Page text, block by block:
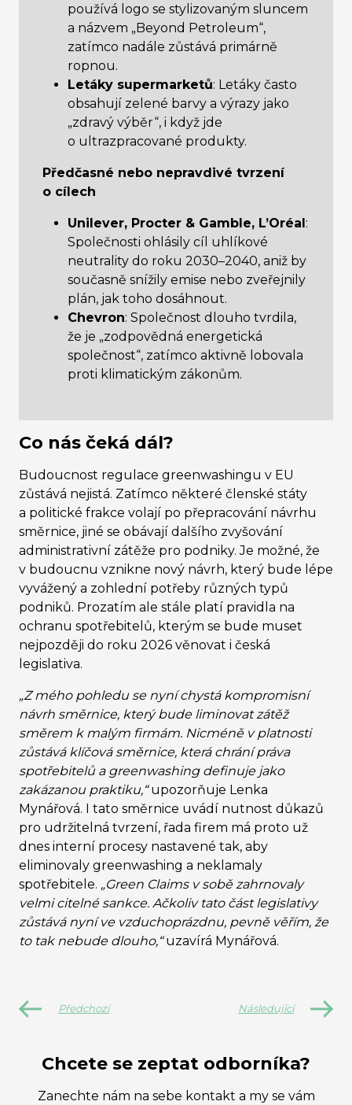
používá logo se stylizovaným sluncem
a názvem „Beyond Petroleum“,
zatímco nadále zůstává primárně
ropnou.
Letáky supermarketů: Letáky často
obsahují zelené barvy a výrazy jako
„zdravý výběr“, i když jde
o ultrazpracované produkty.
Předčasné nebo nepravdivé tvrzení
o cílech
Unilever, Procter & Gamble, L’Oréal:
Společnosti ohlásily cíl uhlíkové
neutrality do roku 2030–2040, aniž by
současně snížily emise nebo zveřejnily
plán, jak toho dosáhnout.
Chevron: Společnost dlouho tvrdila,
že je „zodpovědná energetická
společnost“, zatímco aktivně lobovala
proti klimatickým zákonům.
Co nás čeká dál?
Budoucnost regulace greenwashingu v EU
zůstává nejistá. Zatímco některé členské státy
a politické frakce volají po přepracování návrhu
směrnice, jiné se obávají dalšího zvyšování
administrativní zátěže pro podniky. Je možné, že
v budoucnu vznikne nový návrh, který bude lépe
vyvážený a zohlední potřeby různých typů
podniků. Prozatím ale stále platí pravidla na
ochranu spotřebitelů, kterým se bude muset
nejpozději do roku 2026 věnovat i česká
legislativa.
„Z mého pohledu se nyní chystá kompromisní
návrh směrnice, který bude liminovat zátěž
směrem k malým firmám. Nicméně v platnosti
zůstává klíčová směrnice, která chrání práva
spotřebitelů a greenwashing definuje jako
zakázanou praktiku,“upozorňuje Lenka
Mynářová. I tato směrnice uvádí nutnost důkazů
pro udržitelná tvrzení, řada firem má proto už
dnes interní procesy nastavené tak, aby
eliminovaly greenwashing a neklamaly
spotřebitele. „Green Claims v sobě zahrnovaly
velmi citelné sankce. Ačkoliv tato část legislativy
zůstává nyní ve vzduchoprázdnu, pevně věřím, že
to tak nebude dlouho,“uzavírá Mynářová.
Předchozí Následující
Chcete se zeptat odborníka?
Zanechte nám na sebe kontakt a my se vám